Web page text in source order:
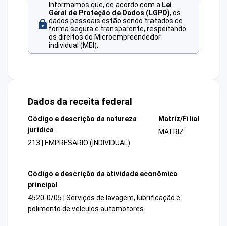
Informamos que, de acordo com a Lei
Geral de Proteção de Dados (LGPD), os
dados pessoais estão sendo tratados de
forma segura e transparente, respeitando
os direitos do Microempreendedor
individual (MEI).
Dados da receita federal
Código e descrição da natureza
jurídica
213 | EMPRESARIO (INDIVIDUAL)
Matriz/Filial
MATRIZ
Código e descrição da atividade econômica
principal
4520-0/05 | Serviços de lavagem, lubrificação e
polimento de veículos automotores